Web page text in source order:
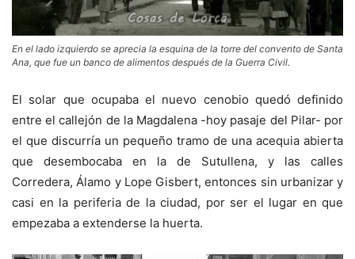
En el lado izquierdo se aprecia la esquina de la torre del convento de Santa
Ana, que fue un banco de alimentos después de la Guerra Civil.
El solar que ocupaba el nuevo cenobio quedó definido
entre el callejón de la Magdalena -hoy pasaje del Pilar- por
el que discurría un pequeño tramo de una acequia abierta
que desembocaba en la de Sutullena, y las calles
Corredera, Álamo y Lope Gisbert, entonces sin urbanizar y
casi en la periferia de la ciudad, por ser el lugar en que
empezaba a extenderse la huerta.